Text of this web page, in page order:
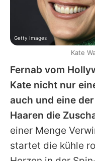
Fernab vom
Kate nicht nur
auch und eine
Haaren die
einer Menge
startet die kühle
Getty Images
Kate